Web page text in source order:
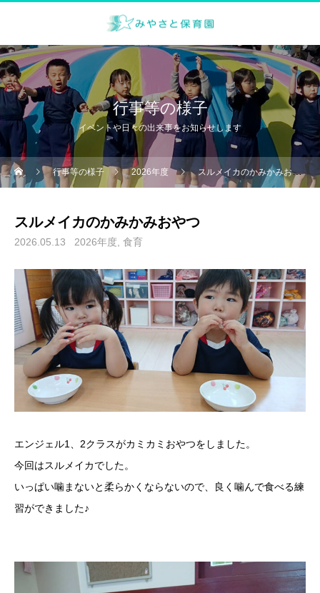
行事等の様子
イベントや日々の出来事をお知らせします
行事等の様子 2026年度 スルメイカのかみかみおやつ
スルメイカのかみかみおやつ
2026.05.13 2026年度 食育
エンジェル1、2クラスがカミカミおやつをしました。
今回はスルメイカでした。
いっぱい噛まないと柔らかくならないので、良く噛んで食べる練
習ができました♪